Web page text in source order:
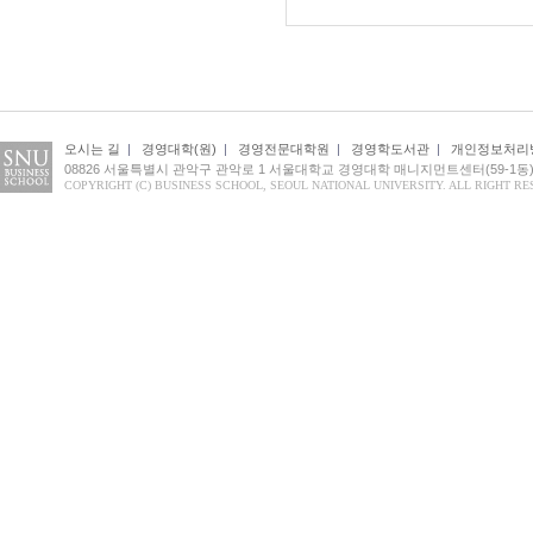
오시는 길 | 경영대학(원) | 경영전문대학원 | 경영학도서관 | 개인정보처리
08826 서울특별시 관악구 관악로 1 서울대학교 경영대학 매니지먼트센터(59-1
COPYRIGHT (C) BUSINESS SCHOOL, SEOUL NATIONAL UNIVERSITY. ALL RIGHT